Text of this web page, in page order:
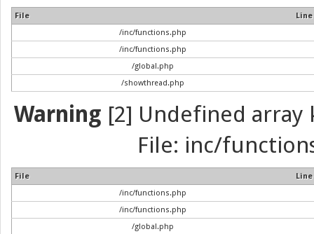
File
Line
/inc/functions.php
/inc/functions.php
/global.php
/showthread.php
Warning [2] Undefined array
File: inc/
File
Line
/inc/functions.php
/inc/functions.php
/global.php